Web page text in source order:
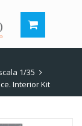
1/35
Interior Kit